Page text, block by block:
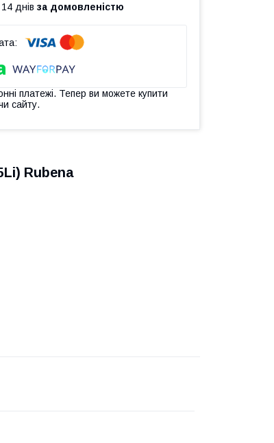
днів за домовленістю
платежі. Тепер ви можете купити
сайту.
Rubena